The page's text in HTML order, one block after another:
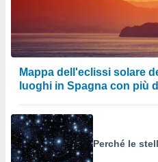
Mappa dell'eclissi solare
luoghi in Spagna con più
Perché le